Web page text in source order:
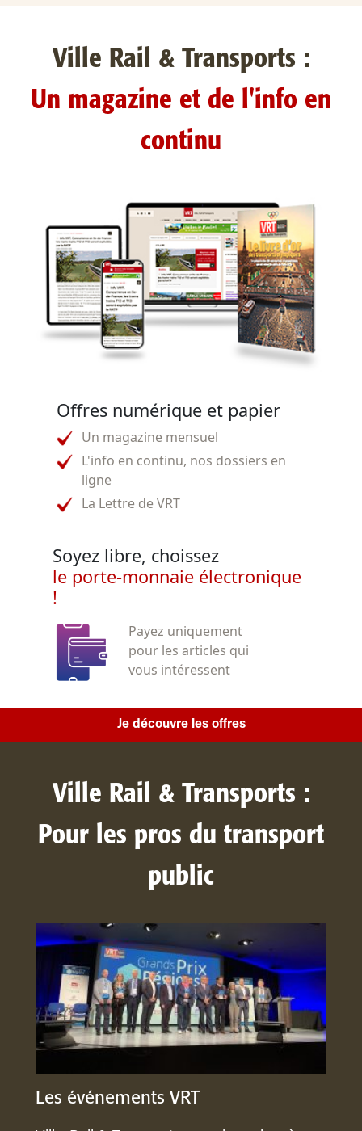
Ville Rail & Transports :
Un magazine et de l'info en
continu
Offres numérique et papier
Un magazine mensuel
L'info en continu, nos dossiers en
ligne
La Lettre de VRT
Soyez libre, choissez
le porte-monnaie électronique
!
Payez uniquement
pour les articles qui
vous intéressent
Je découvre les offres
Ville Rail & Transports :
Pour les pros du transport
public
Les événements VRT